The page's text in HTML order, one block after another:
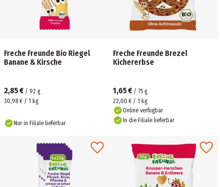
Freche Freunde Bio Riegel
Banane & Kirsche
2,85 € / 92 g
30,98 € / 1 kg
Nur in Filiale lieferbar
Freche Freunde Brezel
Kichererbse
1,65 € / 75 g
22,00 € / 1 kg
Online verfügbar
In die Filiale lieferbar